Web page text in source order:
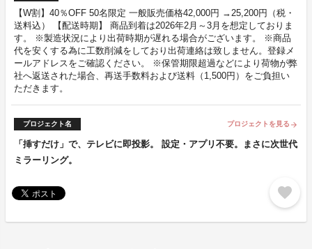
【W割】40％OFF 50名限定 一般販売価格42,000円 →25,200円（税・
送料込） 【配送時期】 商品到着は2026年2月～3月を想定しておりま
す。 ※製造状況により出荷時期が遅れる場合がございます。 ※商品
代を安くする為に工数削減をしており出荷連絡は致しません。登録メ
ールアドレスをご確認ください。 ※保管期限超過などにより荷物が弊
社へ返送された場合、再送手数料および送料（1,500円）をご負担い
ただきます。
プロジェクト名 プロジェクトを見る arrow_forward
「挿すだけ」で、テレビに即投影。 設定・アプリ不要。まさに次世代
ミラーリング。
favorite